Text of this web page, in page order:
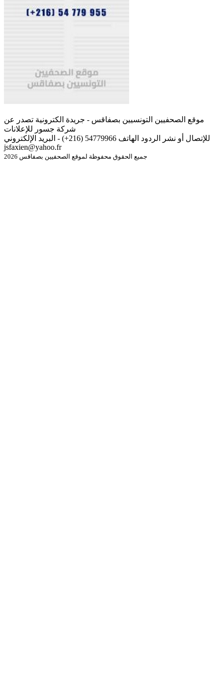
موقع الصحفيين التونسيين بصفاقس - جريدة الكترونية تصدر عن
شركة جسور للإعلانات
للإتصال أو نشر الردود الهاتف 54779966 (216+) - البريد الإلكتروني
jsfaxien@yahoo.fr
جميع الحقوق محفوظة لموقع الصحفيين بصفاقس 2026